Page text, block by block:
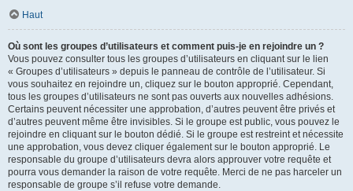
Haut
Où sont les groupes d’utilisateurs et comment puis-je en rejoindre un ?
Vous pouvez consulter tous les groupes d’utilisateurs en cliquant sur le lien
« Groupes d’utilisateurs » depuis le panneau de contrôle de l’utilisateur. Si
vous souhaitez en rejoindre un, cliquez sur le bouton approprié. Cependant,
tous les groupes d’utilisateurs ne sont pas ouverts aux nouvelles adhésions.
Certains peuvent nécessiter une approbation, d’autres peuvent être privés et
d’autres peuvent même être invisibles. Si le groupe est public, vous pouvez le
rejoindre en cliquant sur le bouton dédié. Si le groupe est restreint et nécessite
une approbation, vous devez cliquer également sur le bouton approprié. Le
responsable du groupe d’utilisateurs devra alors approuver votre requête et
pourra vous demander la raison de votre requête. Merci de ne pas harceler un
responsable de groupe s’il refuse votre demande.